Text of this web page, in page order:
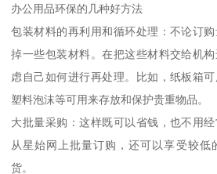
办公用品环保的几种好方法
包装材料的再利用和循环处理：不论订
掉一些包装材料。在把这些材料交给机
虑自己如何进行再处理。比如，纸板箱可
塑料泡沫等可用来存放和保护贵重物品。
大批量采购：这样既可以省钱，也不用
从星始网上批量订购，还可以享受较低
货。